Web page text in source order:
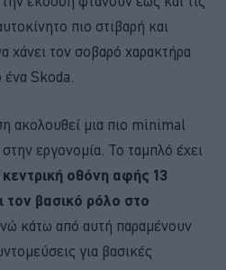
πιο στιβαρή και
χάνει τον σοβαρό χαρακτήρα
ένα Skoda.
ακολουθεί μια πιο minimal
εργονομία. Το ταμπλό έχει
κεντρική οθόνη αφής 13
τον βασικό ρόλο στο
κάτω από αυτή παραμένουν
για βασικές